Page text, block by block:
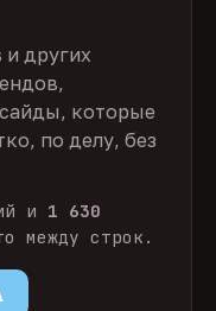
других
которые
по делу, без
и 1 630
между строк.